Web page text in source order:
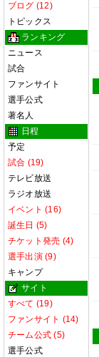
ブログ (12)
トピックス
ランキング
ニュース
試合
ファンサイト
選手公式
著名人
日程
予定
試合 (19)
テレビ放送
ラジオ放送
イベント (16)
誕生日 (5)
チケット発売 (4)
選手出演 (9)
キャンプ
サイト
すべて (19)
ファンサイト (14)
チーム公式 (5)
選手公式